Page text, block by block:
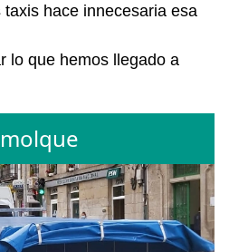
hace innecesaria esa
lo que hemos llegado a